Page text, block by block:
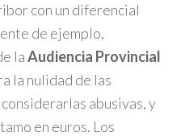
con un diferencial
de ejemplo,
laAudiencia Provincial
la nulidad de las
abusivas, y
en euros. Los